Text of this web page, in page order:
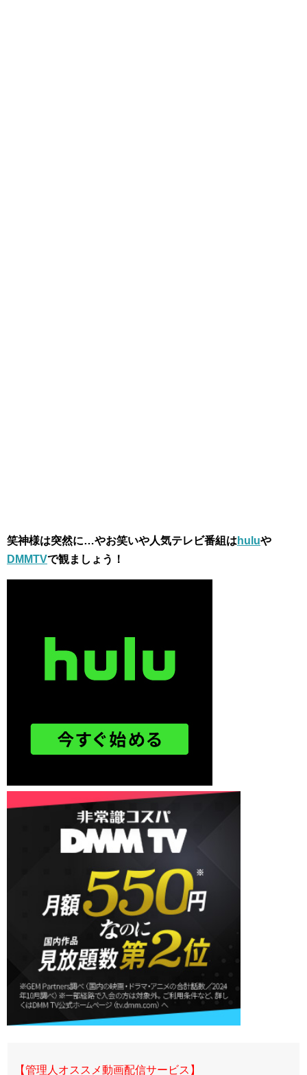
笑神様は突然に…やお笑いや人気テレビ番組は huluや
DMMTVで観ましょう！
【管理人オススメ動画配信サービス】